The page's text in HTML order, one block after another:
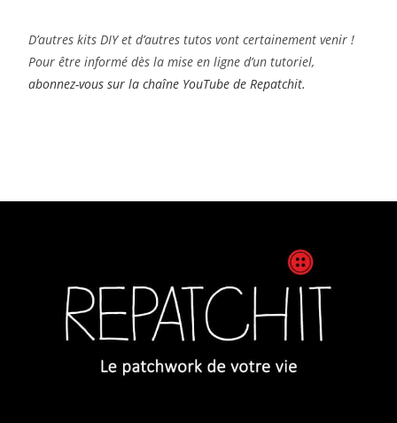
D’autres kits DIY et d’autres tutos vont certainement venir !
Pour être informé dès la mise en ligne d’un tutoriel,
abonnez-vous sur la chaîne YouTube de Repatchit.